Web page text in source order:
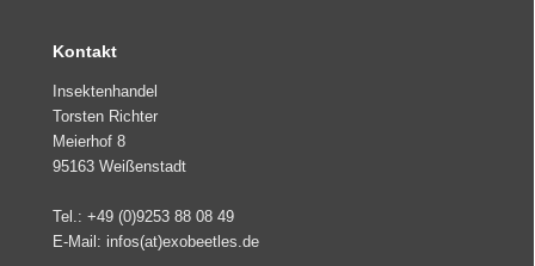
Kontakt
Insektenhandel
Torsten Richter
Meierhof 8
95163 Weißenstadt
Tel.: +49 (0)9253 88 08 49
E-Mail: infos(at)exobeetles.de